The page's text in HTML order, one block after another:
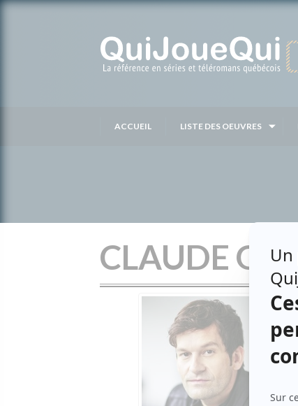
ACCUEIL LISTE DES OEUVRES
CLAUDE